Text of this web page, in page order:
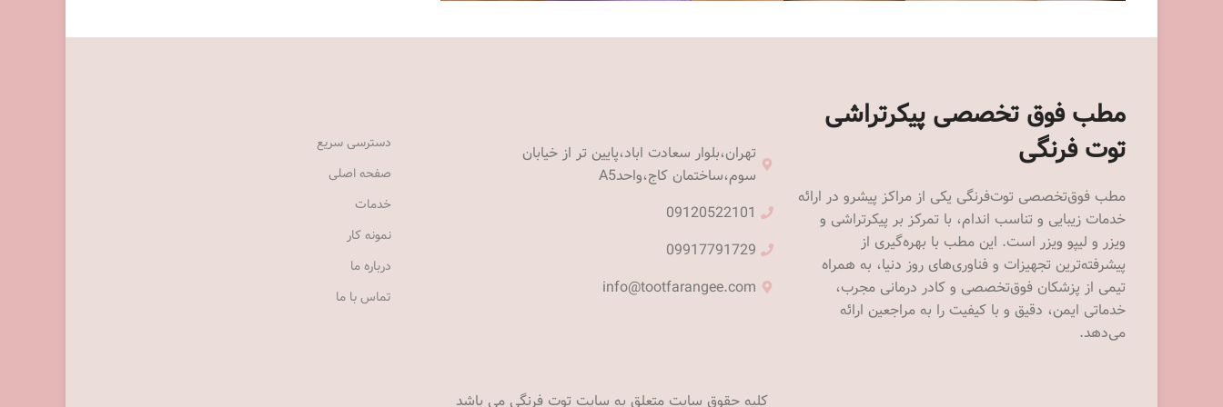
مطب فوق تخصصی پیکرتراشی
توت فرنگی
مطب فوق‌تخصصی توت‌فرنگی یکی از مراکز پیشرو در ارائه
خدمات زیبایی و تناسب اندام، با تمرکز بر پیکرتراشی و
ویزر و لیپو ویزر است. این مطب با بهره‌گیری از
پیشرفته‌ترین تجهیزات و فناوری‌های روز دنیا، به همراه
تیمی از پزشکان فوق‌تخصصی و کادر درمانی مجرب،
خدماتی ایمن، دقیق و با کیفیت را به مراجعین ارائه
می‌دهد.
تهران،بلوار سعادت اباد،پایین تر از خیابان
سوم،ساختمان کاج،واحدA5
09120522101
09917791729
info@tootfarangee.com
دسترسی سریع
صفحه اصلی
خدمات
نمونه کار
درباره ما
تماس با ما
کلیه حقوق سایت متعلق به سایت توت فرنگی می باشد